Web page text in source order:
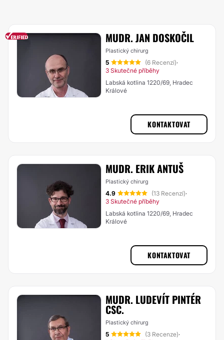
MUDR. JAN DOSKOČIL
Plastický chirurg
5 (6 Recenzí)·
3 Skutečné příběhy
Labská kotlina 1220/69, Hradec
Králové
KONTAKTOVAT
MUDR. ERIK ANTUŠ
Plastický chirurg
4.9 (13 Recenzí)·
3 Skutečné příběhy
Labská kotlina 1220/69, Hradec
Králové
KONTAKTOVAT
MUDR. LUDEVÍT PINTÉR
CSC.
Plastický chirurg
5 (3 Recenze)·